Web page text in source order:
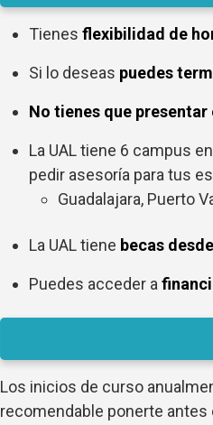
Tienes flexibilidad de
Si lo deseas puedes
No tienes que
La UAL tiene 6 campus
pedir asesoría para tus
Guadalajara, Puerto
La UAL tiene becas
Puedes acceder a
Los inicios de curso
recomendable ponerte